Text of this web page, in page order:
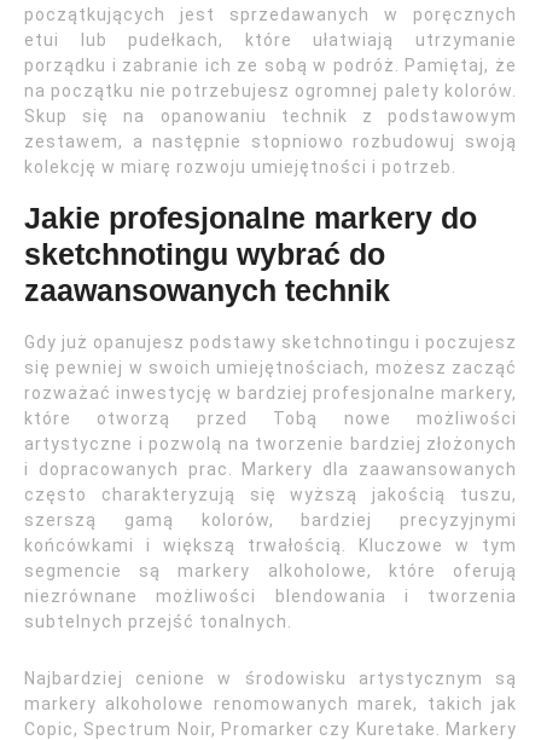
początkujących jest sprzedawanych w poręcznych
etui lub pudełkach, które ułatwiają utrzymanie
porządku i zabranie ich ze sobą w podróż. Pamiętaj, że
na początku nie potrzebujesz ogromnej palety kolorów.
Skup się na opanowaniu technik z podstawowym
zestawem, a następnie stopniowo rozbudowuj swoją
kolekcję w miarę rozwoju umiejętności i potrzeb.
Jakie profesjonalne markery do
sketchnotingu wybrać do
zaawansowanych technik
Gdy już opanujesz podstawy sketchnotingu i poczujesz
się pewniej w swoich umiejętnościach, możesz zacząć
rozważać inwestycję w bardziej profesjonalne markery,
które otworzą przed Tobą nowe możliwości
artystyczne i pozwolą na tworzenie bardziej złożonych
i dopracowanych prac. Markery dla zaawansowanych
często charakteryzują się wyższą jakością tuszu,
szerszą gamą kolorów, bardziej precyzyjnymi
końcówkami i większą trwałością. Kluczowe w tym
segmencie są markery alkoholowe, które oferują
niezrównane możliwości blendowania i tworzenia
subtelnych przejść tonalnych.
Najbardziej cenione w środowisku artystycznym są
markery alkoholowe renomowanych marek, takich jak
Copic, Spectrum Noir, Promarker czy Kuretake. Markery